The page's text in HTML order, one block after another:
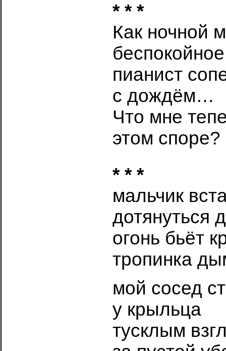
* * *
Как ночной
пианист
с дождём…
Что мне
этом споре?
* * *
мальчик
дотянуться
огонь бьёт
тропинка
мой сосед
у крыльца
тусклым